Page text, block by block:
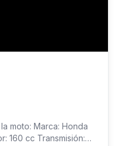
moto: Marca: Honda
160 cc Transmisión: